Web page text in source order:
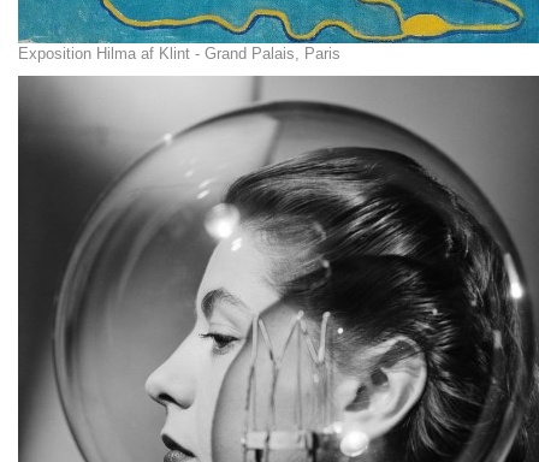
Exposition Hilma af Klint - Grand Palais, Paris